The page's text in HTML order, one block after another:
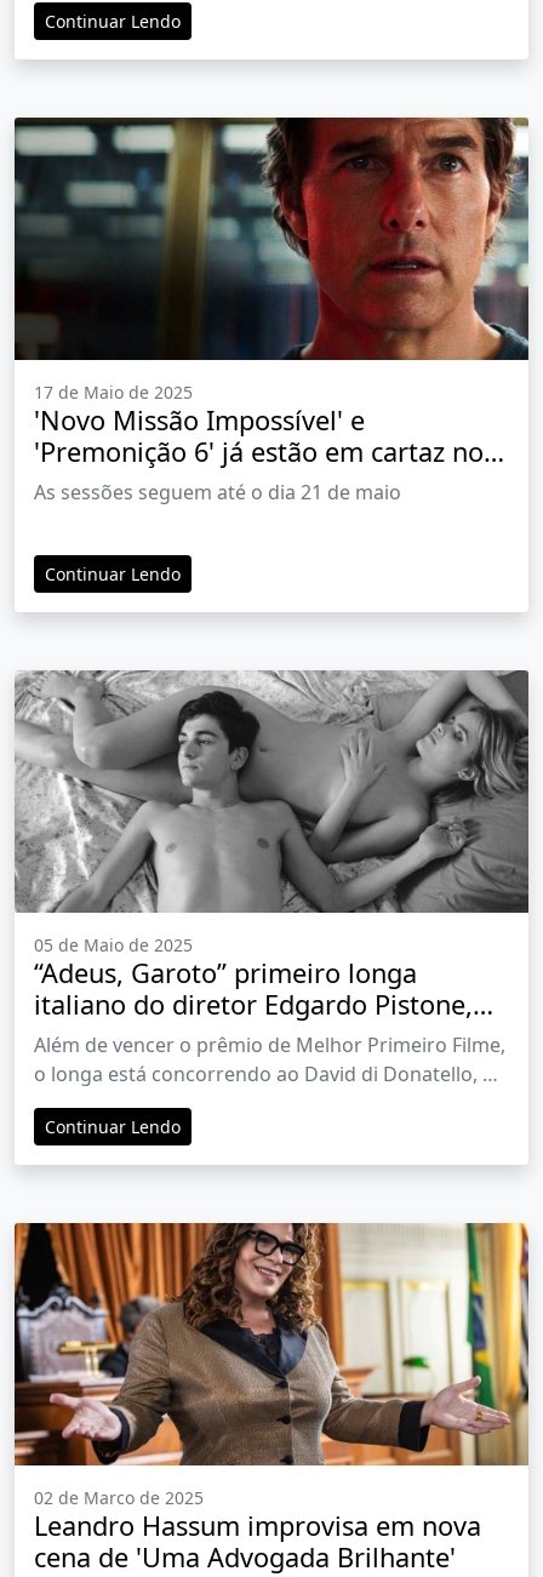
Continuar Lendo
17 de Maio de 2025
'Novo Missão Impossível' e
'Premonição 6' já estão em cartaz no
Centerplex Barretos
As sessões seguem até o dia 21 de maio
Continuar Lendo
05 de Maio de 2025
“Adeus, Garoto” primeiro longa
italiano do diretor Edgardo Pistone,
estreia em maio nos cinemas
brasileiros pela Pandora Filmes
Além de vencer o prêmio de Melhor Primeiro Filme,
o longa está concorrendo ao David di Donatello, o
Oscar italiano na categoria Melhor Estreia na
Direção
Continuar Lendo
02 de Marco de 2025
Leandro Hassum improvisa em nova
cena de 'Uma Advogada Brilhante'